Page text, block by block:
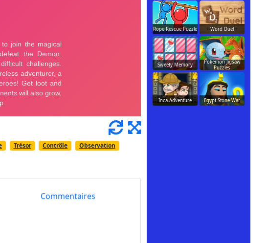
Trésor Contrôle Observation
Commentaires
Rope Rescue Puzzle Word Duel
Sweety Memory
Pokemon Jigsaw
Puzzles
Inca Adventure Egypt Stone War